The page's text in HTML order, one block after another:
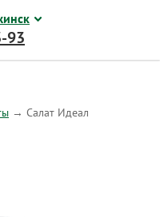
→ Салат Идеал
93